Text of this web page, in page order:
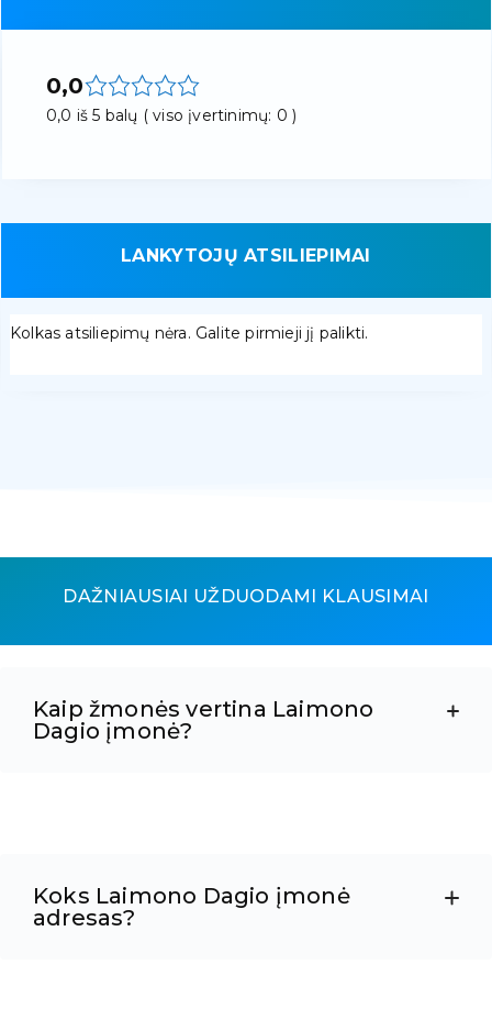
0,0
0,0 iš 5 balų ( viso įvertinimų: 0 )
LANKYTOJŲ ATSILIEPIMAI
Kolkas atsiliepimų nėra. Galite pirmieji jį palikti.
DAŽNIAUSIAI UŽDUODAMI KLAUSIMAI
Kaip žmonės vertina Laimono
Dagio įmonė?
Koks Laimono Dagio įmonė
adresas?